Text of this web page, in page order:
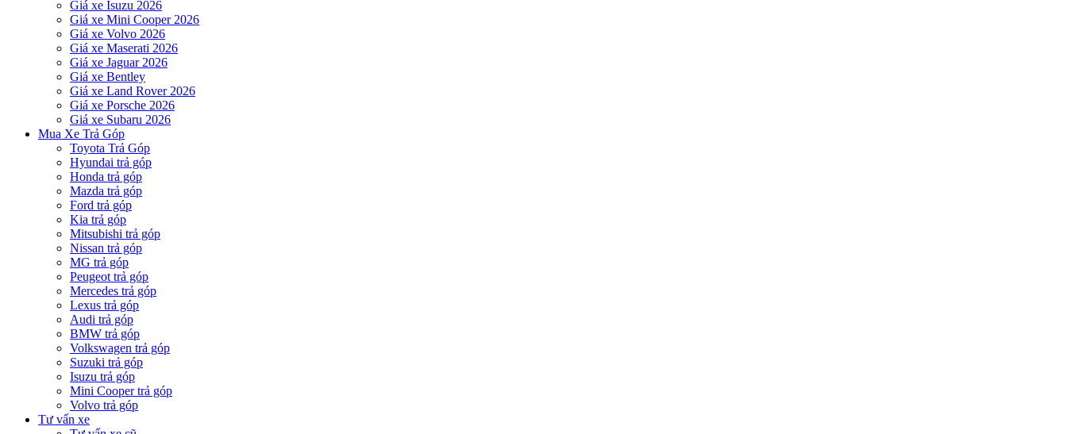
Giá xe Isuzu 2026
Giá xe Mini Cooper 2026
Giá xe Volvo 2026
Giá xe Maserati 2026
Giá xe Jaguar 2026
Giá xe Bentley
Giá xe Land Rover 2026
Giá xe Porsche 2026
Giá xe Subaru 2026
Mua Xe Trả Góp
Toyota Trả Góp
Hyundai trả góp
Honda trả góp
Mazda trả góp
Ford trả góp
Kia trả góp
Mitsubishi trả góp
Nissan trả góp
MG trả góp
Peugeot trả góp
Mercedes trả góp
Lexus trả góp
Audi trả góp
BMW trả góp
Volkswagen trả góp
Suzuki trả góp
Isuzu trả góp
Mini Cooper trả góp
Volvo trả góp
Tư vấn xe